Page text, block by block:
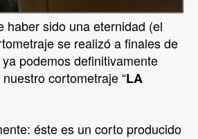
haber sido una eternidad (el
se realizó a finales de
podemos definitivamente
cortometraje “LA
éste es un corto producido